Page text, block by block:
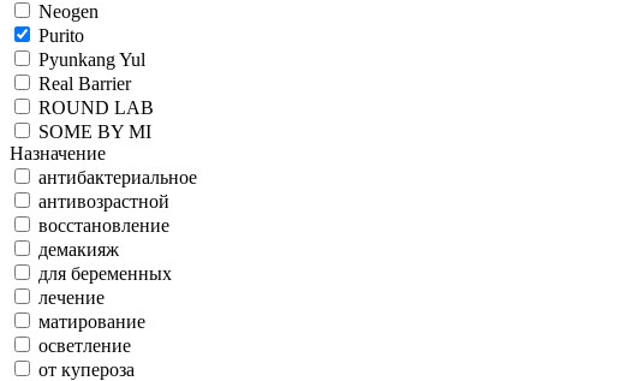
Neogen
Purito
Pyunkang Yul
Real Barrier
ROUND LAB
SOME BY MI
Назначение
антибактериальное
антивозрастной
восстановление
демакияж
для беременных
лечение
матирование
осветление
от купероза